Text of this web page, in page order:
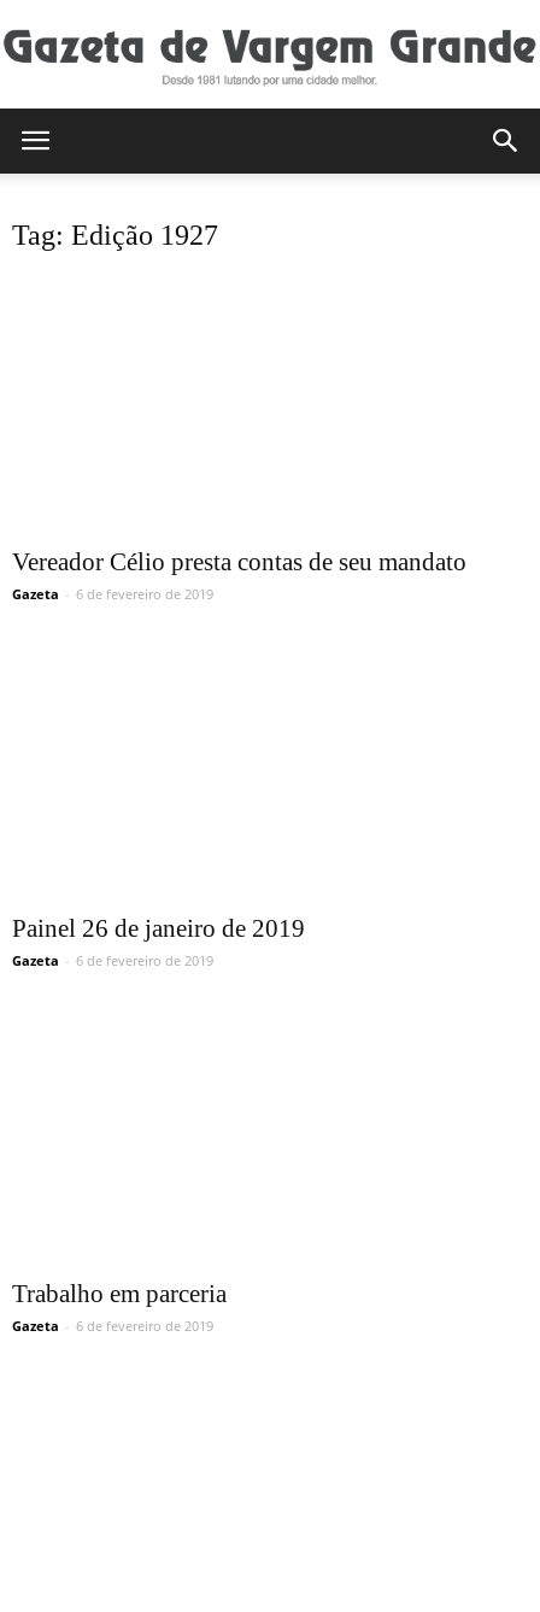
Tag: Edição 1927
Vereador Célio presta contas de seu mandato
Gazeta - 6 de fevereiro de 2019
Painel 26 de janeiro de 2019
Gazeta - 6 de fevereiro de 2019
Trabalho em parceria
Gazeta - 6 de fevereiro de 2019